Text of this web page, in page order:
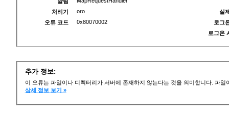
처리기
oro
오류 코드
0x80070002
실
로그
로그온
추가 정보:
이 오류는 파일이나 디렉터리가 서버에 존재하지 않는다는 것을 의미합니다. 파
상세 정보 보기 »